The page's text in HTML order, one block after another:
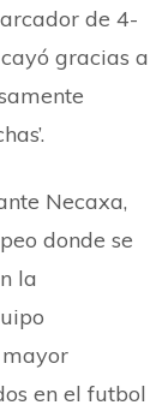
de 4-
cayó gracias a
Necaxa,
donde se
la
mayor
en el futbol